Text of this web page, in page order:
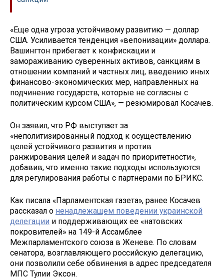
«Еще одна угроза устойчивому развитию — доллар
США. Усиливается тенденция «вепонизации» доллара.
Вашингтон прибегает к конфискации и
замораживанию суверенных активов, санкциям в
отношении компаний и частных лиц, введению иных
финансово-экономических мер, направленных на
подчинение государств, которые не согласны с
политическим курсом США», — резюмировал Косачев.
Он заявил, что РФ выступает за
«неполитизированный подход к осуществлению
целей устойчивого развития и против
ранжирования целей и задач по приоритетности»,
добавив, что именно такие подходы используются
для регулирования работы с партнерами по БРИКС.
Как писала «Парламентская газета», ранее Косачев
рассказал о ненадлежащем поведении украинской
делегации и поддерживающих ее «натовских
покровителей» на 149-й Ассамблее
Межпарламентского союза в Женеве. По словам
сенатора, возглавляющего российскую делегацию,
они позволили себе обвинения в адрес председателя
МПС Тулии Эксон.